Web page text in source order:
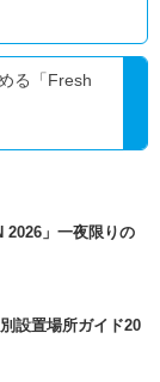
る「Fresh
2026」一夜限りの
設置場所ガイド20